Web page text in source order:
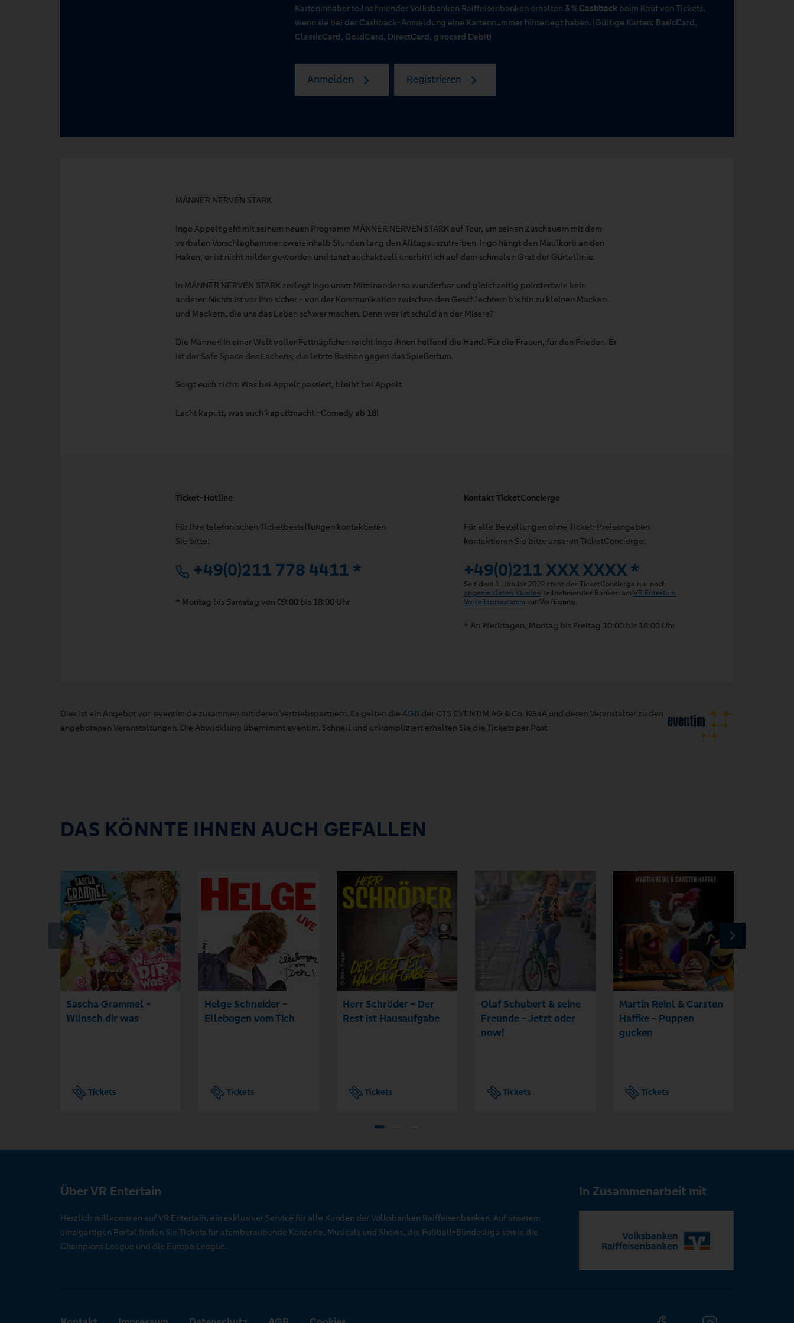
Karteninhaber teilnehmender Volksbanken Raiffeisenbanken erhalten 3 % Cashbackbeim Kauf von Tickets,
wenn sie bei der Cashback-Anmeldung eine Kartennummer hinterlegt haben. (Gültige Karten: BasicCard,
ClassicCard, GoldCard, DirectCard, girocard Debit)
Anmelden Registrieren
MÄNNER NERVEN STARK
Ingo Appelt geht mit seinem neuen Programm MÄNNER NERVEN STARK auf Tour, um seinen Zuschauern mit dem
verbalen Vorschlaghammer zweieinhalb Stunden lang den Alltagauszutreiben. Ingo hängt den Maulkorb an den
Haken, er ist nicht milder geworden und tanzt auchaktuell unerbittlich auf dem schmalen Grat der Gürtellinie.
In MÄNNER NERVEN STARK zerlegt Ingo unser Miteinander so wunderbar und gleichzeitig pointiertwie kein
anderer. Nichts ist vor ihm sicher - von der Kommunikation zwischen den Geschlechtern bis hin zu kleinen Macken
und Mackern, die uns das Leben schwer machen. Denn wer ist schuld an der Misere?
Die Männer! In einer Welt voller Fettnäpfchen reicht Ingo ihnen helfend die Hand. Für die Frauen, für den Frieden. Er
ist der Safe Space des Lachens, die letzte Bastion gegen das Spießertum.
Sorgt euch nicht: Was bei Appelt passiert, bleibt bei Appelt.
Lacht kaputt, was euch kaputtmacht –Comedy ab 18!
Ticket-Hotline
Für Ihre telefonischen Ticketbestellungen kontaktieren
Sie bitte:
+49(0)211 778 4411 *
* Montag bis Samstag von 09:00 bis 18:00 Uhr
Kontakt TicketConcierge
Für alle Bestellungen ohne Ticket-Preisangaben
kontaktieren Sie bitte unseren TicketConcierge:
+49(0)211 XXX XXXX *
Seit dem 1. Januar 2022 steht der TicketConcierge nur noch
angemeldeten Kunden teilnehmender Banken am VR Entertain
Vorteilsprogramm zur Verfügung.
* An Werktagen, Montag bis Freitag 10:00 bis 18:00 Uhr
Dies ist ein Angebot von eventim.de zusammen mit deren Vertriebspartnern. Es gelten die AGB der CTS EVENTIM AG & Co. KGaA und deren Veranstalter zu den
angebotenen Veranstaltungen. Die Abwicklung übernimmt eventim. Schnell und unkompliziert erhalten Sie die Tickets per Post.
DAS KÖNNTE IHNEN AUCH GEFALLEN
Sascha Grammel -
Wünsch dir was
Tickets
Helge Schneider -
Ellebogen vom Tich
Tickets
Herr Schröder - Der
Rest ist Hausaufgabe
Tickets
Olaf Schubert & seine
Freunde - Jetzt oder
now!
Tickets
Martin Reinl & Carsten
Haffke - Puppen
gucken
Tickets
Über VR Entertain
Herzlich willkommen auf VR Entertain, ein exklusiver Service für alle Kunden der Volksbanken Raiffeisenbanken. Auf unserem
einzigartigen Portal finden Sie Tickets für atemberaubende Konzerte, Musicals und Shows, die Fußball-Bundesliga sowie die
Champions League und die Europa League.
In Zusammenarbeit mit